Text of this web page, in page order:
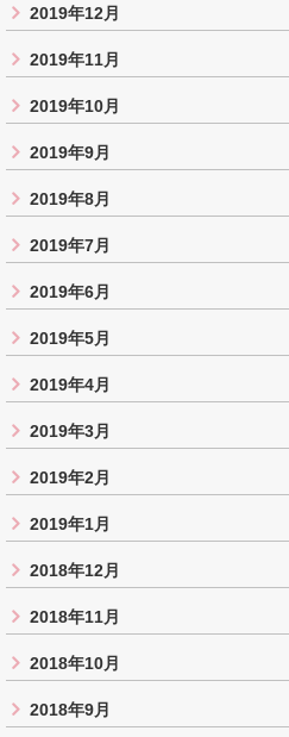
2019年12月
2019年11月
2019年10月
2019年9月
2019年8月
2019年7月
2019年6月
2019年5月
2019年4月
2019年3月
2019年2月
2019年1月
2018年12月
2018年11月
2018年10月
2018年9月